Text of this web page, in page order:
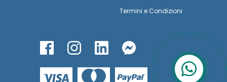
Termini e Condizioni